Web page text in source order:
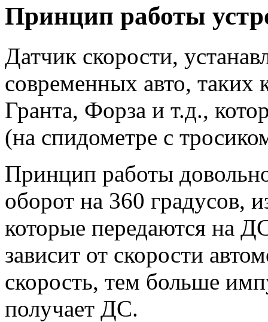
Принцип работы
Датчик скорости,
современных авто,
Гранта, Форза и т.д.,
(на спидометре с
Принцип работы
оборот на 360 градусов,
которые передаются на
зависит от скорости
скорость, тем больше
получает ДС.